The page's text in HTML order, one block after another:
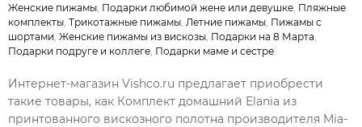
Женские пижамы Подарки любимой жене или девушке Пляжные
комплекты Трикотажные пижамы Летние пижамы Пижамы с
шортами Женские пижамы из вискозы Подарки на 8 Марта
Подарки подруге и коллеге Подарки маме и сестре
Интернет-магазин Vishco.ru предлагает приобрести
такие товары, как Комплект домашний Elania из
принтованного вискозного полотна производителя Mia-